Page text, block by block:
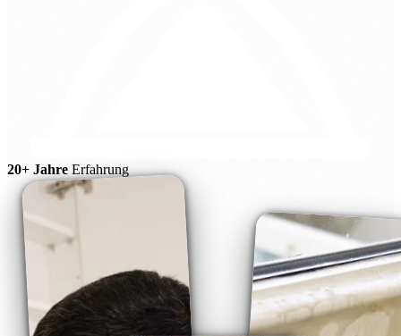
20+ Jahre Erfahrung